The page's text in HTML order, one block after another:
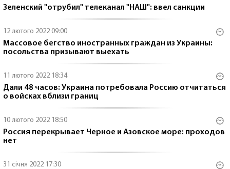
Зеленский "отрубил" телеканал "НАШ": ввел санкции
12 лютого 2022 09:00
Массовое бегство иностранных граждан из Украины:
посольства призывают выехать
11 лютого 2022 18:34
Дали 48 часов: Украина потребовала Россию отчитаться
о войсках вблизи границ
10 лютого 2022 18:50
Россия перекрывает Черное и Азовское море: проходов
нет
31 січня 2022 17:30